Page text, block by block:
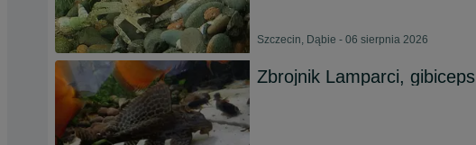
Szczecin, Dąbie - 06 sierpnia 2026
Zbrojnik Lamparci, gibiceps